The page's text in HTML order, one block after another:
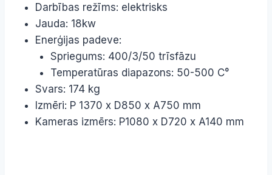
Darbības režīms: elektrisks
Jauda: 18kw
Enerģijas padeve:
Spriegums: 400/3/50 trīsfāzu
Temperatūras diapazons: 50-500 C°
Svars: 174 kg
Izmēri: P 1370 x D850 x A750 mm
Kameras izmērs: P1080 x D720 x A140 mm